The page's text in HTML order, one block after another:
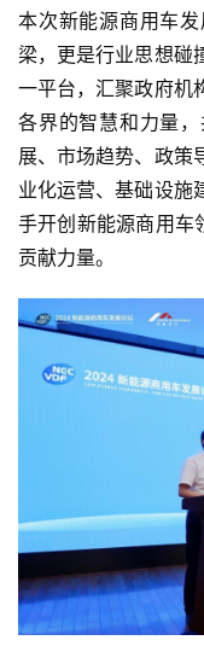
本次新能源商用车
梁，更是行业思想碰
一平台，汇聚政府机
各界的智慧和力量
展、市场趋势、政策
业化运营、基础设施
手开创新能源商用车
贡献力量。